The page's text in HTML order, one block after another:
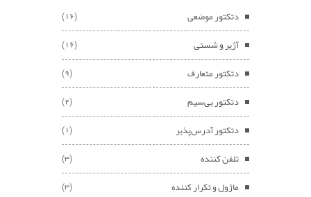
دتکتور موضعی (16)
آژیر و شستی (16)
دتکتور متعارف (9)
دتکتور بی‌سیم (2)
دتکتور آدرس‌پذیر (1)
تلفن کننده (3)
ماژول و تکرار کننده (3)